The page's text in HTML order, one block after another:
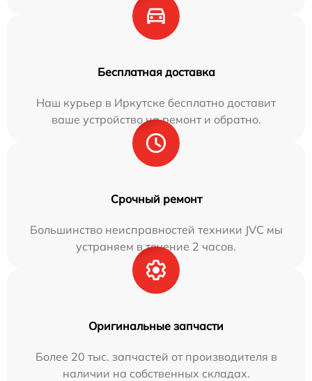
Бесплатная доставка
Наш курьер в Иркутске бесплатно доставит
ваше устройство на ремонт и обратно.
Срочный ремонт
Большинство неисправностей техники JVC мы
устраняем в течение 2 часов.
Оригинальные запчасти
Более 20 тыс. запчастей от производителя в
наличии на собственных складах.